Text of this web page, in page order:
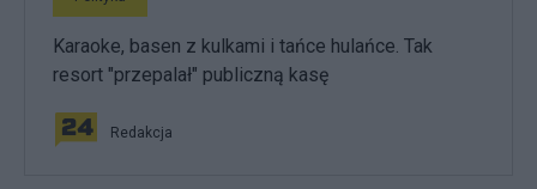
Karaoke, basen z kulkami i tańce hulańce. Tak
resort "przepalał" publiczną kasę
Redakcja